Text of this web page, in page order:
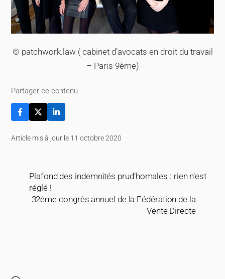
© patchwork.law ( cabinet d’avocats en droit du travail
– Paris 9ème)
Partager ce contenu
Article mis à jour le 11 octobre 2020
Plafond des indemnités prud’homales : rien n’est
réglé !
32ème congrès annuel de la Fédération de la
Vente Directe